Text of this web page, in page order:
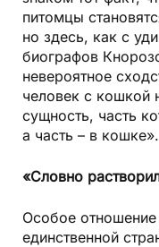
питомцы
но здесь, как с
биографов
невероятное
человек с кошкой
сущность, часть
а часть – в кошке».
«Словно
Особое
единственной